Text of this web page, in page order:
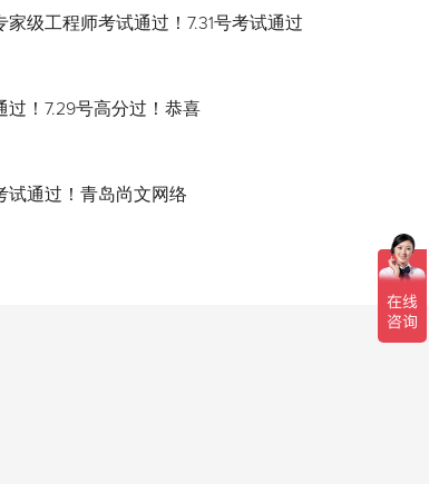
家级工程师考试通过！7.31号考试通过
过！7.29号高分过！恭喜
试通过！青岛尚文网络